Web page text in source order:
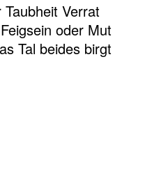
Verrat
oder Mut
Tal beides birgt